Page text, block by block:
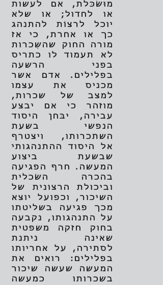
מוּשׂכּלת, אם לעשות
או לחדול; או שלא
יוכל לרצוֹת להתנהג
כך או אחרת, כי אז
מורה החוק שהשִכרות
לא תעמוד לו כתריס
בפני הרשעה
בפלילים. אדם אשר
מכניס את עצמו
למצב של שכרות,
מוזהר כי אם יבצע
עבירה, יבּחן היסוד
הנפשי בשעת
השתכרותו, ויצטרף
אל היסוד ההתנהגותי
שבשעת ביצוע
המעשה. חרף הפגיעה
בהכרה השׂכלית
וביכולת הרצונית של
השיכור, וכפועל יוצא
מכך פגיעה בשליטתו
על התנהגותו, נקבעה
בחוק חזקה משפטית
שאינה ניתנת
לסתירה, על אחריותו
בפלילים: רואים את
המעשה שעשה שיכור
בשכרותו כמעשה